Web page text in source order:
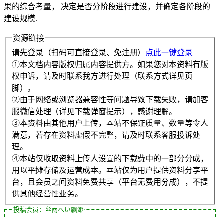
果的综合考量， 决定是否分阶段进行建设，并确定各阶段的
建设规模.
资源链接
请先登录（扫码可直接登录、免注册）
点此一键登录
①本文档内容版权归属内容提供方。如果您对本资料有版
权申诉，请及时联系我方进行处理（联系方式详见页
脚）。
②由于网络或浏览器兼容性等问题导致下载失败，请加客
服微信处理（详见下载弹窗提示），感谢理解。
③本资料由其他用户上传，本站不保证质量、数量等令人
满意，若存在资料虚假不完整，请及时联系客服投诉处
理。
④本站仅收取资料上传人设置的下载费中的一部分分成，
用以平摊存储及运营成本。本站仅为用户提供资料分享平
台，且会员之间资料免费共享（平台无费用分成），不提
供其他经营性业务。
投稿会员：丝雨へい飘渺